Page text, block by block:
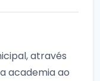
através
academia ao